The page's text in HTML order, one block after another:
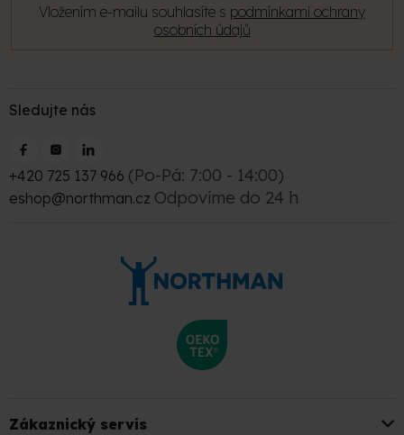
Vložením e-mailu souhlasíte s podmínkami ochrany
osobních údajů
Sledujte nás
+420 725 137 966 (Po-Pá: 7:00 - 14:00)
eshop@northman.cz Odpovíme do 24 h
Zákaznický servis